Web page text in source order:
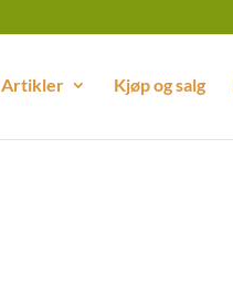
Artikler Kjøp og salg